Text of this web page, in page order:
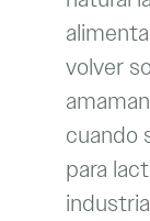
volver
cuando
para